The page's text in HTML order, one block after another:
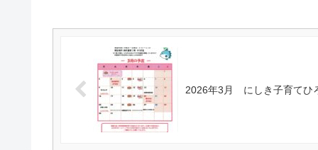
2026年3月 にしき子育てひ